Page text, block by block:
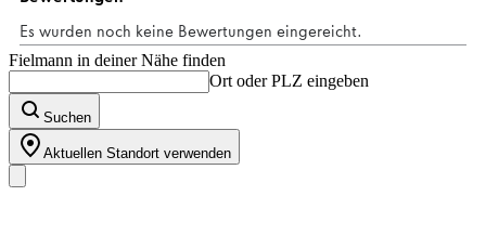
Fielmann in deiner Nähe finden
Ort oder PLZ eingeben
Suchen
Aktuellen Standort verwenden